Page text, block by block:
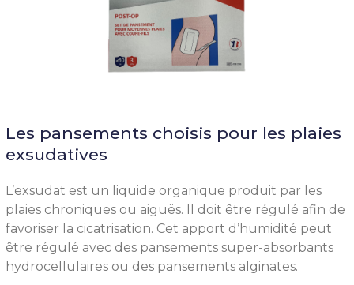
Les pansements choisis pour les plaies
exsudatives
L’exsudat est un liquide organique produit par les
plaies chroniques ou aiguës. Il doit être régulé afin de
favoriser la cicatrisation. Cet apport d’humidité peut
être régulé avec des pansements super-absorbants
hydrocellulaires ou des pansements alginates.